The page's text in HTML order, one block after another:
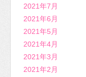
2021年7月
2021年6月
2021年5月
2021年4月
2021年3月
2021年2月